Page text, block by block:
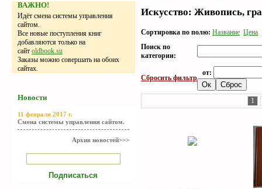
ВАЖНО!
Идёт смена системы управления
сайтом.
Все новые поступления книг
добавляются только на
сайт oldbook.su
Заказы можно совершать на обоих
сайтах.
Новости
11 февраля 2017 г.
Смена системы управления сайтом.
Архив новостей>>>
Искусствo: Живопись,
Сортировка по полю: Название Цена
Поиск по
категории:
Сбросить фильтр
от:
1